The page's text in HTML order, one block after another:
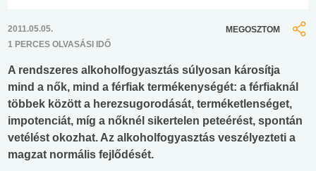
2011.05.05.
1 PERCES OLVASÁSI IDŐ
MEGOSZTOM
A rendszeres alkoholfogyasztás súlyosan károsítja
mind a nők, mind a férfiak termékenységét: a férfiaknál
többek között a herezsugorodását, terméketlenséget,
impotenciát, míg a nőknél sikertelen peteérést, spontán
vetélést okozhat. Az alkoholfogyasztás veszélyezteti a
magzat normális fejlődését.